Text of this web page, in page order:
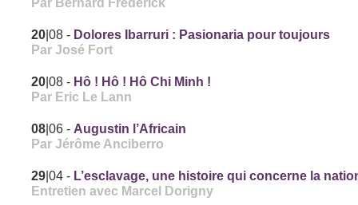
20 |08 - Dolores Ibarruri : Pasionaria pour toujours
Par José Fort
20 |08 - Hô ! Hô ! Hô Chi Minh !
Par Eric Le Lann
08 |06 - Augustin l’Africain
Par Jérôme Anciberro
29 |04 - L’esclavage, une histoire qui concerne la
Entretien avec Marcel Dorigny